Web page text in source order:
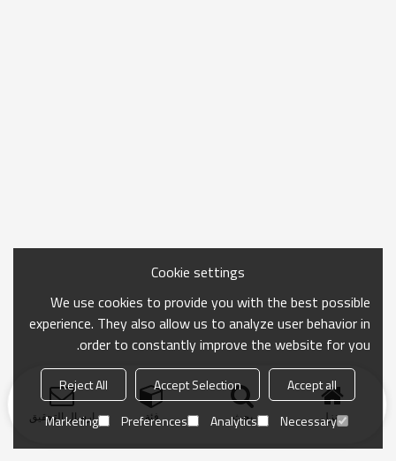
منزل بحث فئة ارسال التحقيق
Cookie settings
We use cookies to provide you with the best possible
experience. They also allow us to analyze user behavior in
order to constantly improve the website for you.
Accept all
Accept Selection
Reject All
Necessary
Analytics
Preferences
Marketing